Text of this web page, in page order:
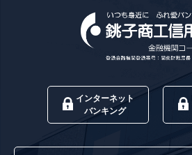
インターネット
バンキング